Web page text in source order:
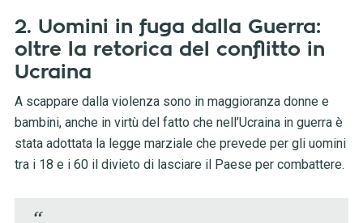
2. Uomini in fuga dalla Guerra:
oltre la retorica del conflitto in
Ucraina
A scappare dalla violenza sono in maggioranza donne e
bambini, anche in virtù del fatto che nell’Ucraina in guerra è
stata adottata la legge marziale che prevede per gli uomini
tra i 18 e i 60 il divieto di lasciare il Paese per combattere.